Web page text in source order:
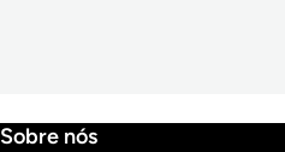
Sobre nós